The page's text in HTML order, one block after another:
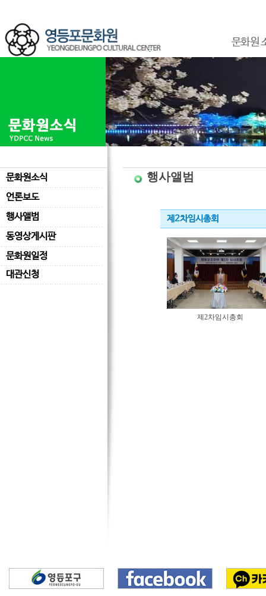
문화원
문화원소식
언론보도
행사앨범
동영상게시판
문화원일정
대관신청
행사앨범
제2차임시총회
제2차임시총회